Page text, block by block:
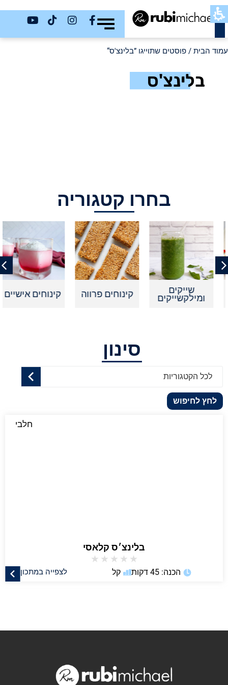
כשר
עמוד הבית / פוסטים שתוייגו ”בלינצ'ס“
בלינצ'ס
בחרו קטגוריה
שייקים
ומילקשייקים קינוחים פרווה קינוחים אישיים
סינון
לכל הקטגוריות
לחץ לחיפוש
חלבי
בלינצ׳ס קלאסי
★
★
★
★
★
לצפייה במתכון הכנה: 45 דקות קל